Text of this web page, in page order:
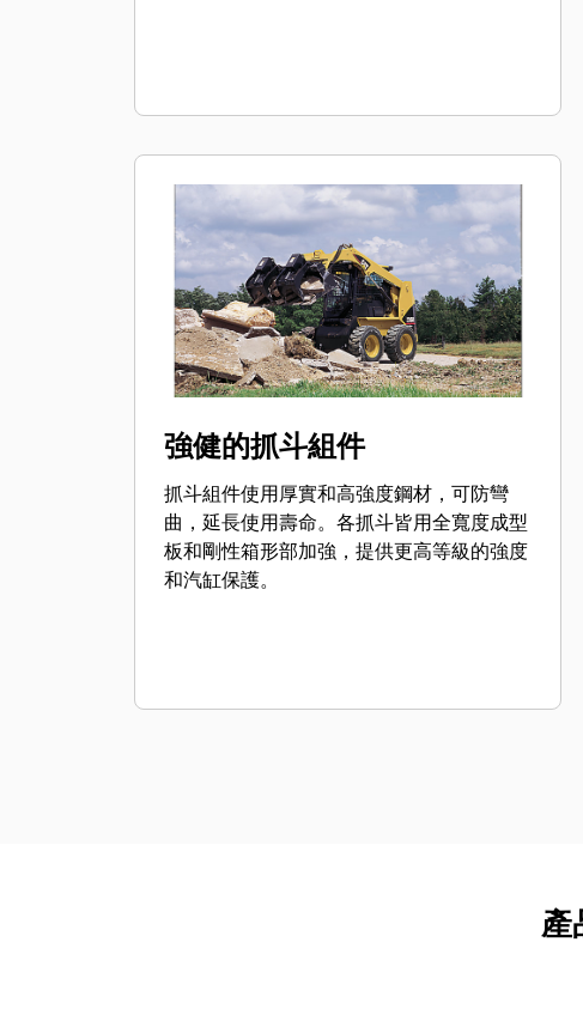
強健的抓斗組件
抓斗組件使用厚實和高強度鋼材，可防彎
曲，延長使用壽命。各抓斗皆用全寬度成型
板和剛性箱形部加強，提供更高等級的強度
和汽缸保護。
產